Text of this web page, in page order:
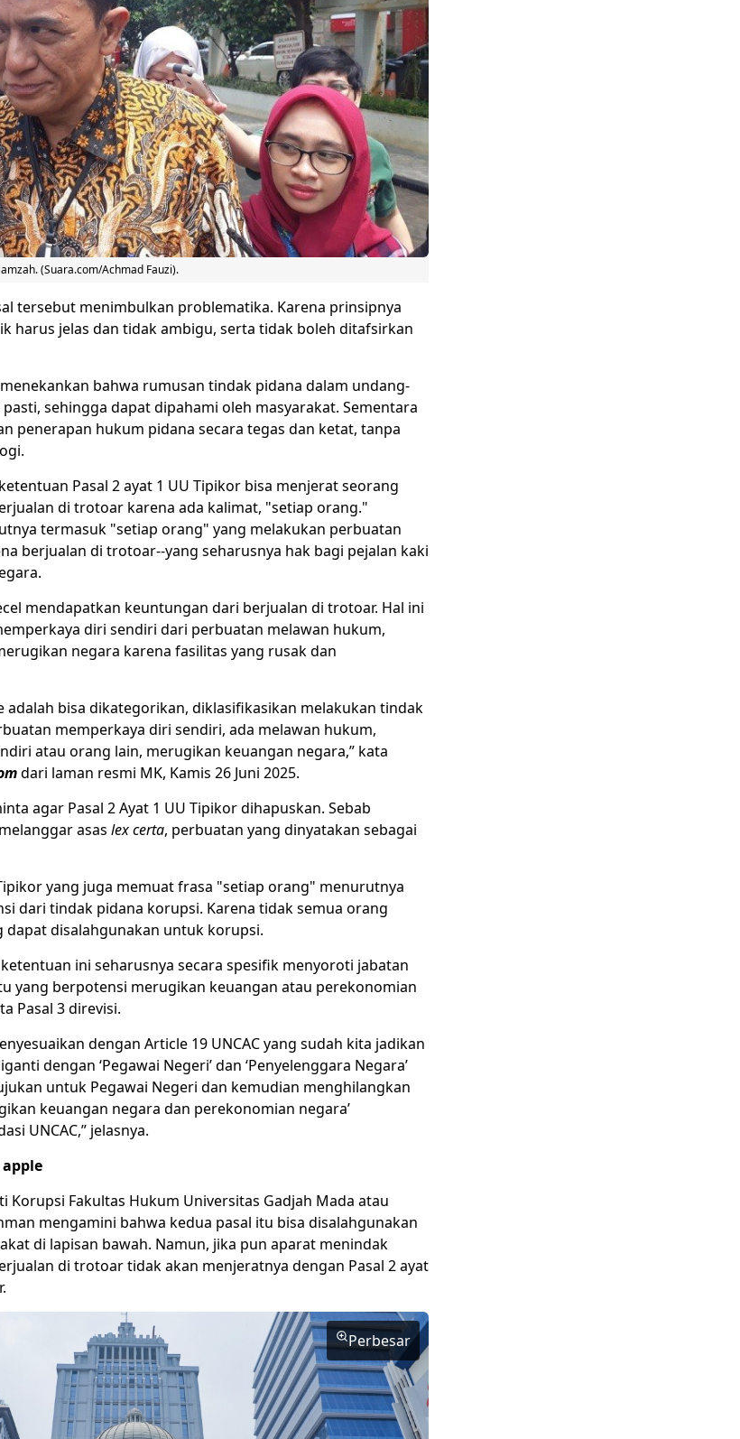
(Suara.com/Achmad Fauzi).
tersebut menimbulkan problematika. Karena prinsipnya
harus jelas dan tidak ambigu, serta tidak boleh ditafsirkan
bahwa rumusan tindak pidana dalam undang-
sehingga dapat dipahami oleh masyarakat. Sementara
penerapan hukum pidana secara tegas dan ketat, tanpa
Pasal 2 ayat 1 UU Tipikor bisa menjerat seorang
di trotoar karena ada kalimat, "setiap orang."
termasuk "setiap orang" yang melakukan perbuatan
berjualan di trotoar--yang seharusnya hak bagi pejalan kaki
mendapatkan keuntungan dari berjualan di trotoar. Hal ini
diri sendiri dari perbuatan melawan hukum,
negara karena fasilitas yang rusak dan
adalah bisa dikategorikan, diklasifikasikan melakukan tindak
memperkaya diri sendiri, ada melawan hukum,
atau orang lain, merugikan keuangan negara,” kata
dari laman resmi MK, Kamis 26 Juni 2025.
agar Pasal 2 Ayat 1 UU Tipikor dihapuskan. Sebab
asas lex certa, perbuatan yang dinyatakan sebagai
yang juga memuat frasa "setiap orang" menurutnya
dari tindak pidana korupsi. Karena tidak semua orang
dapat disalahgunakan untuk korupsi.
ini seharusnya secara spesifik menyoroti jabatan
yang berpotensi merugikan keuangan atau perekonomian
Pasal 3 direvisi.
dengan Article 19 UNCAC yang sudah kita jadikan
dengan ‘Pegawai Negeri’ dan ‘Penyelenggara Negara’
untuk Pegawai Negeri dan kemudian menghilangkan
keuangan negara dan perekonomian negara’
UNCAC,” jelasnya.
Korupsi Fakultas Hukum Universitas Gadjah Mada atau
mengamini bahwa kedua pasal itu bisa disalahgunakan
di lapisan bawah. Namun, jika pun aparat menindak
di trotoar tidak akan menjeratnya dengan Pasal 2 ayat
Perbesar